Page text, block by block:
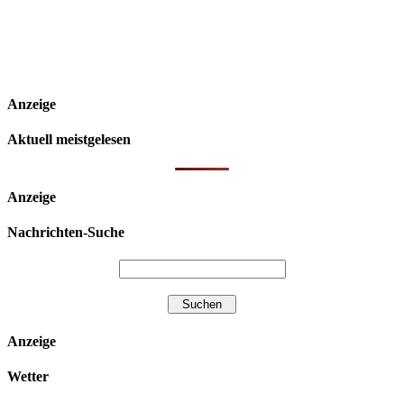
Anzeige
Aktuell meistgelesen
Anzeige
Nachrichten-Suche
Anzeige
Wetter